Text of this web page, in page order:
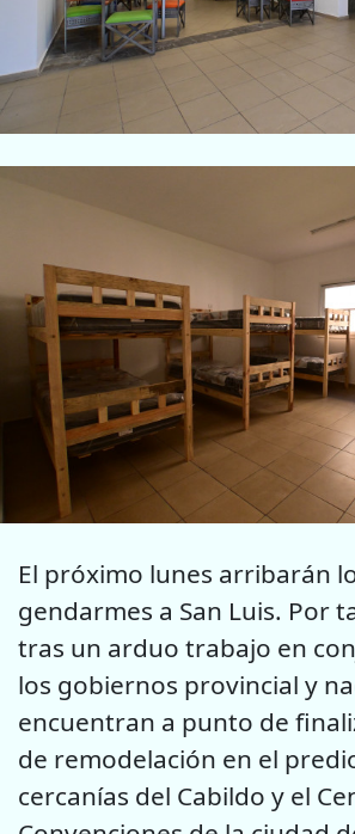
El próximo lunes arribarán
gendarmes a San Luis. Por
tras un arduo trabajo en
los gobiernos provincial y
encuentran a punto de
de remodelación en el
cercanías del Cabildo y el